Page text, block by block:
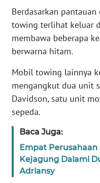
Berdasarkan
towing terlihat keluar
membawa beberapa
berwarna hitam.
Mobil towing lainnya
mengangkut dua unit
Davidson, satu unit
sepeda.
Baca Juga:
Empat
Kejagung Dalami
Adriansy
WN
JABAR
WN
BANTEN
WN
NTT
KEPRI
WN